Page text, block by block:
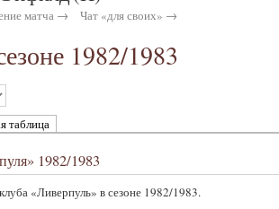
матча → Чат «для своих» →
1982/1983
таблица
1982/1983
«Ливерпуль» в сезоне 1982/1983.